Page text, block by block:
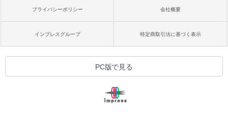
プライバシーポリシー 会社概要
インプレスグループ 特定商取引法に基づく表示
PC版で見る